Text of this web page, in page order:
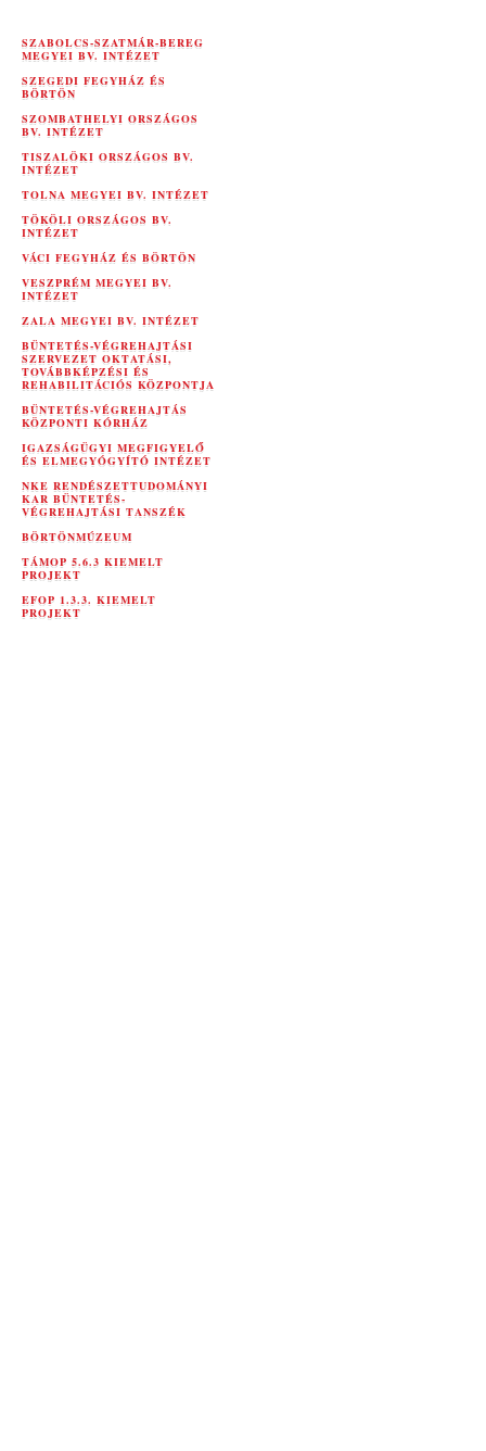
SZABOLCS-SZATMÁR-BEREG
MEGYEI BV. INTÉZET
SZEGEDI FEGYHÁZ ÉS
BÖRTÖN
SZOMBATHELYI ORSZÁGOS
BV. INTÉZET
TISZALÖKI ORSZÁGOS BV.
INTÉZET
TOLNA MEGYEI BV. INTÉZET
TÖKÖLI ORSZÁGOS BV.
INTÉZET
VÁCI FEGYHÁZ ÉS BÖRTÖN
VESZPRÉM MEGYEI BV.
INTÉZET
ZALA MEGYEI BV. INTÉZET
BÜNTETÉS-VÉGREHAJTÁSI
SZERVEZET OKTATÁSI,
TOVÁBBKÉPZÉSI ÉS
REHABILITÁCIÓS KÖZPONTJA
BÜNTETÉS-VÉGREHAJTÁS
KÖZPONTI KÓRHÁZ
IGAZSÁGÜGYI MEGFIGYELŐ
ÉS ELMEGYÓGYÍTÓ INTÉZET
NKE RENDÉSZETTUDOMÁNYI
KAR BÜNTETÉS-
VÉGREHAJTÁSI TANSZÉK
BÖRTÖNMÚZEUM
TÁMOP 5.6.3 KIEMELT
PROJEKT
EFOP 1.3.3. KIEMELT
PROJEKT